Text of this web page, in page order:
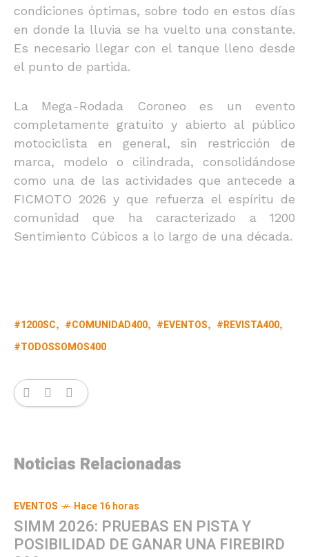
condiciones óptimas, sobre todo en estos días
en donde la lluvia se ha vuelto una constante.
Es necesario llegar con el tanque lleno desde
el punto de partida.
La Mega-Rodada Coroneo es un evento
completamente gratuito y abierto al público
motociclista en general, sin restricción de
marca, modelo o cilindrada, consolidándose
como una de las actividades que antecede a
FICMOTO 2026 y que refuerza el espíritu de
comunidad que ha caracterizado a 1200
Sentimiento Cúbicos a lo largo de una década.
1200SC COMUNIDAD400 EVENTOS
REVISTA400
TODOSSOMOS400
Noticias Relacionadas
EVENTOS Hace 16 horas
SIMM 2026: PRUEBAS EN PISTA Y
POSIBILIDAD DE GANAR UNA FIREBIRD